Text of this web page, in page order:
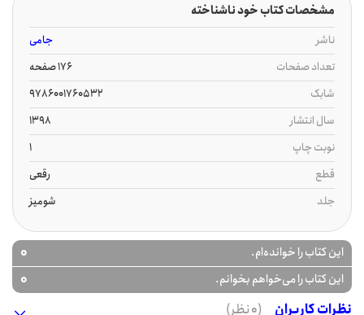
مشخصات کتاب خود ناشناخته
ناشر
جامی
تعداد صفحات
176 صفحه
شابک
9786001760532
سال انتشار
1398
نوبت چاپ
1
قطع
رقعی
جلد
شومیز
این کتاب را خوانده‌ام. 0
این کتاب را می‌خواهم بخوانم.
0
نظرات کاربران
(0 نظر)